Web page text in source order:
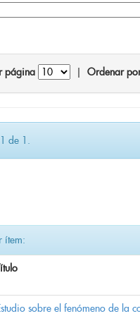
página Ordenar
de 1.
ítem:
sobre el fenómeno de la